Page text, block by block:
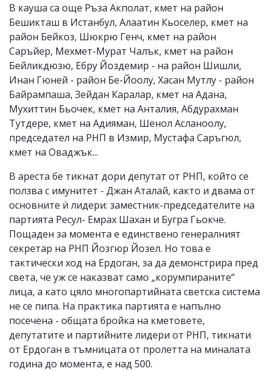
В кауша са още Ръза Акполат, кмет на район
Бешикташ в Истанбул, Алаатин Кьоселер, кмет на
район Бейкоз, Шюкрю Генч, кмет на район
Саръйер, Мехмет-Мурат Чалък, кмет на район
Бейликдюзю, Ебру Йоздемир - на район Шишли,
Инан Гюней - район Бе-Йоолу, Хасан Мутлу - район
Байрампаша, Зейдан Каралар, кмет на Адана,
Мухиттин Бьочек, кмет на Анталия, Абдурахман
Тутдере, кмет на Адияман, Шенол Асланоолу,
председател на РНП в Измир, Мустафа Саръгюл,
кмет на Оваджък...
В ареста бе тикнат дори депутат от РНП, който се
ползва с имунитет - Джан Аталай, както и двама от
основните ѝ лидери: заместник-председателите на
партията Ресул- Емрах Шахан и Бугра Гьокче.
Пощаден за момента е единствено генералният
секретар на РНП Йозгюр Йозел. Но това е
тактически ход на Ердоган, за да демонстрира пред
света, че уж се наказват само „корумпираните“
лица, а като цяло многопартийната светска система
не се пипа. На практика партията е напълно
посечена - общата бройка на кметовете,
депутатите и партийните лидери от РНП, тикнати
от Ердоган в тъмницата от пролетта на миналата
година до момента, е над 500.